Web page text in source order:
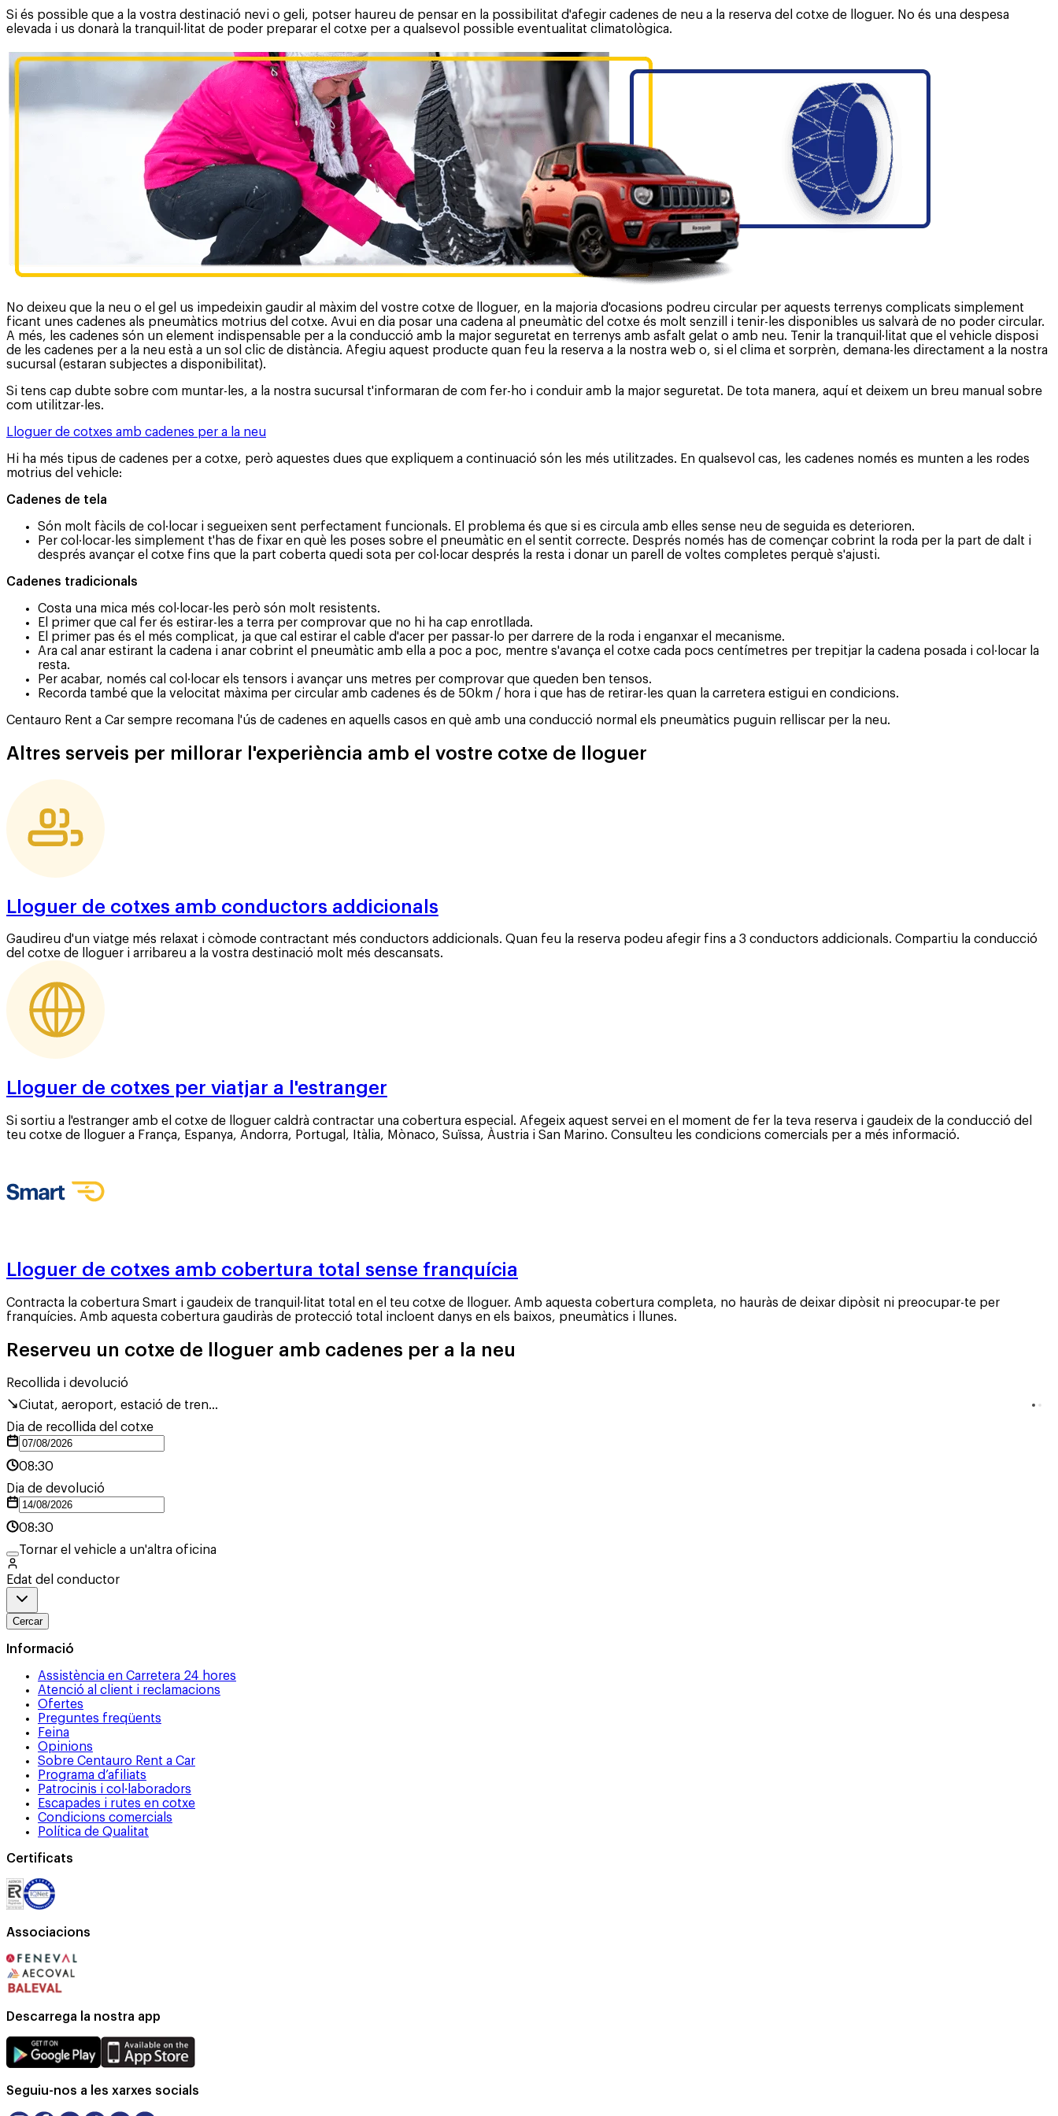
Si és possible que a la vostra destinació nevi o geli, potser haureu de pensar en la possibilitat d'afegir cadenes de neu a la reserva del cotxe de lloguer. No és una despesa
elevada i us donarà la tranquil·litat de poder preparar el cotxe per a qualsevol possible eventualitat climatològica.
No deixeu que la neu o el gel us impedeixin gaudir al màxim del vostre cotxe de lloguer, en la majoria d'ocasions podreu circular per aquests terrenys complicats simplement
ficant unes cadenes als pneumàtics motrius del cotxe. Avui en dia posar una cadena al pneumàtic del cotxe és molt senzill i tenir-les disponibles us salvarà de no poder circular.
A més, les cadenes són un element indispensable per a la conducció amb la major seguretat en terrenys amb asfalt gelat o amb neu. Tenir la tranquil·litat que el vehicle disposi
de les cadenes per a la neu està a un sol clic de distància. Afegiu aquest producte quan feu la reserva a la nostra web o, si el clima et sorprèn, demana-les directament a la nostra
sucursal (estaran subjectes a disponibilitat).
Si tens cap dubte sobre com muntar-les, a la nostra sucursal t'informaran de com fer-ho i conduir amb la major seguretat. De tota manera, aquí et deixem un breu manual sobre
com utilitzar-les.
Lloguer de cotxes amb cadenes per a la neu
Hi ha més tipus de cadenes per a cotxe, però aquestes dues que expliquem a continuació són les més utilitzades. En qualsevol cas, les cadenes només es munten a les rodes
motrius del vehicle:
Cadenes de tela
Són molt fàcils de col·locar i segueixen sent perfectament funcionals. El problema és que si es circula amb elles sense neu de seguida es deterioren.
Per col·locar-les simplement t'has de fixar en què les poses sobre el pneumàtic en el sentit correcte. Després només has de començar cobrint la roda per la part de dalt i
després avançar el cotxe fins que la part coberta quedi sota per col·locar després la resta i donar un parell de voltes completes perquè s'ajusti.
Cadenes tradicionals
Costa una mica més col·locar-les però són molt resistents.
El primer que cal fer és estirar-les a terra per comprovar que no hi ha cap enrotllada.
El primer pas és el més complicat, ja que cal estirar el cable d'acer per passar-lo per darrere de la roda i enganxar el mecanisme.
Ara cal anar estirant la cadena i anar cobrint el pneumàtic amb ella a poc a poc, mentre s'avança el cotxe cada pocs centímetres per trepitjar la cadena posada i col·locar la
resta.
Per acabar, només cal col·locar els tensors i avançar uns metres per comprovar que queden ben tensos.
Recorda també que la velocitat màxima per circular amb cadenes és de 50km / hora i que has de retirar-les quan la carretera estigui en condicions.
Centauro Rent a Car sempre recomana l'ús de cadenes en aquells casos en què amb una conducció normal els pneumàtics puguin relliscar per la neu.
Altres serveis per millorar l'experiència amb el vostre cotxe de lloguer
Lloguer de cotxes amb conductors addicionals
Gaudireu d'un viatge més relaxat i còmode contractant més conductors addicionals. Quan feu la reserva podeu afegir fins a 3 conductors addicionals. Compartiu la conducció
del cotxe de lloguer i arribareu a la vostra destinació molt més descansats.
Lloguer de cotxes per viatjar a l'estranger
Si sortiu a l'estranger amb el cotxe de lloguer caldrà contractar una cobertura especial. Afegeix aquest servei en el moment de fer la teva reserva i gaudeix de la conducció del
teu cotxe de lloguer a França, Espanya, Andorra, Portugal, Itàlia, Mònaco, Suïssa, Àustria i San Marino. Consulteu les condicions comercials per a més informació.
Lloguer de cotxes amb cobertura total sense franquícia
Contracta la cobertura Smart i gaudeix de tranquil·litat total en el teu cotxe de lloguer. Amb aquesta cobertura completa, no hauràs de deixar dipòsit ni preocupar-te per
franquícies. Amb aquesta cobertura gaudiràs de protecció total incloent danys en els baixos, pneumàtics i llunes.
Reserveu un cotxe de lloguer amb cadenes per a la neu
Recollida i devolució
Ciutat, aeroport, estació de tren...
Dia de recollida del cotxe
08:30
Dia de devolució
08:30
Tornar el vehicle a un'altra oficina
Edat del conductor
Cercar
Informació
Assistència en Carretera 24 hores
Atenció al client i reclamacions
Ofertes
Preguntes freqüents
Feina
Opinions
Sobre Centauro Rent a Car
Programa d’afiliats
Patrocinis i col·laboradors
Escapades i rutes en cotxe
Condicions comercials
Política de Qualitat
Certificats
Associacions
Descarrega la nostra app
Seguiu-nos a les xarxes socials